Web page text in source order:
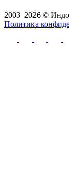
2003–2026 ©
Политика